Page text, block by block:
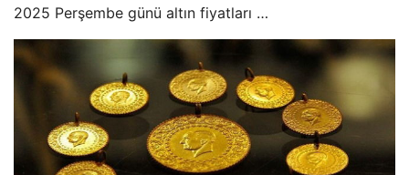
2025 Perşembe günü altın fiyatları …